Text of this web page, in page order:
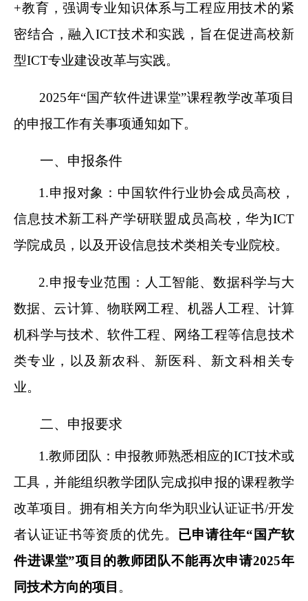
+教育，强调专业知识体系与工程应用技术的紧
密结合，融入ICT技术和实践， 旨在促进高校新
型ICT专业建设改革与实践。
2025年“国产软件进课堂”课程教学改革项目
的申报工作有关事项通知如下。
一、申报条件
1.申报对象：中国软件行业协会成员高校，
信息技术新工科产学研联盟成员高校，华为ICT
学院成员，以及开设信息技术类相关专业院校。
2.申报专业范围：人工智能、数据科学与大
数据、云计算、物联网工程、机器人工程、计算
机科学与技术、软件工程、网络工程等信息技术
类专业，以及新农科、新医科、新文科相关专
业。
二、申报要求
1.教师团队：申报教师熟悉相应的ICT技术或
工具，并能组织教学团队完成拟申报的课程教学
改革项目。拥有相关方向华为职业认证证书/开发
者认证证书等资质的优先。 已申请往年“国产软
件进课堂”项目的教师团队不能再次申请2025年
同技术方向的项目 。